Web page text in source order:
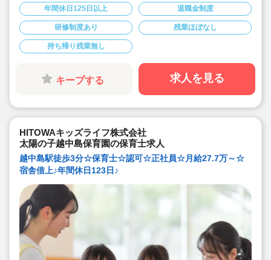
にしています。
◇産休・育休からの復帰（男性の育休実績あり）、時短
勤務実績多数で働きやすい職場です
◇ヘアカラーは自由。髪色の制限なし。
◇20代で経験少ない方もノビノビ働きやすい環境
◇書き物のICT化も進めており持ち帰り業務/残業ほぼな
し。
◇残業した場合の代は1分単位で支給されます
◇子どもが自分の意志や感情を尊重され、自分で選択し
ていくことをあたたかく見守り、子どもが主体の保育を
のような保育園
できる範囲で実施
◇在籍年数や保育経験に合わせた段階的な研修を年間総
計110回以上実施。研修も参加しやすい職場環境です
年間休日125日以上 退職金制度
研修制度あり 残業ほぼなし
持ち帰り残業無し
キープする 求人を見る
HITOWAキッズライフ株式会社
太陽の子越中島保育園の保育士求人
越中島駅徒歩3分☆保育士☆認可☆正社員☆月給27.7万～☆
宿舎借上♪年間休日123日♪